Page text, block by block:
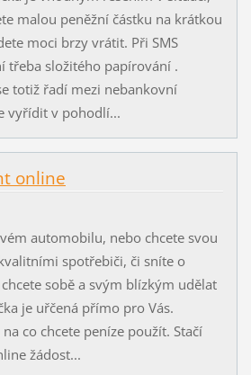
malou peněžní částku na krátkou
moci brzy vrátit. Při SMS
třeba složitého papírování .
totiž řadí mezi nebankovní
vyřídit v pohodlí...
online
automobilu, nebo chcete svou
spotřebiči, či sníte o
sobě a svým blízkým udělat
je uřčená přímo pro Vás.
co chcete peníze použít. Stačí
žádost...